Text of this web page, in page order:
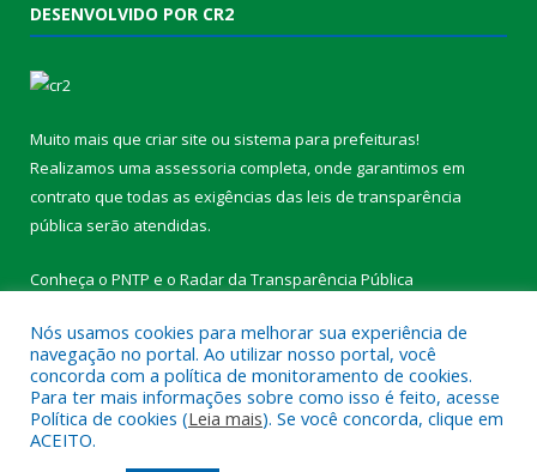
DESENVOLVIDO POR CR2
Muito mais que criar site ou sistema para prefeituras!
Realizamos uma assessoria completa, onde garantimos em
contrato que todas as exigências das leis de transparência
pública serão atendidas.
Conheça o PNTP e o Radar da Transparência Pública
Todos os direitos reservados a Prefeitura Municipal de
Medicilândia.
Nós usamos cookies para melhorar sua experiência de
navegação no portal. Ao utilizar nosso portal, você
concorda com a política de monitoramento de cookies.
Para ter mais informações sobre como isso é feito, acesse
Política de cookies (Leia mais). Se você concorda, clique em
ACEITO.